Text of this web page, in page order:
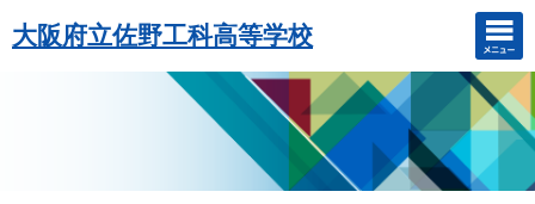
大阪府立佐野工科高等学校